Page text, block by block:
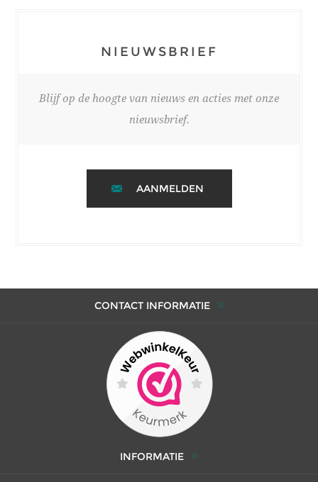
NIEUWSBRIEF
Blijf op de hoogte van nieuws en acties met onze
nieuwsbrief.
AANMELDEN
CONTACT INFORMATIE
INFORMATIE